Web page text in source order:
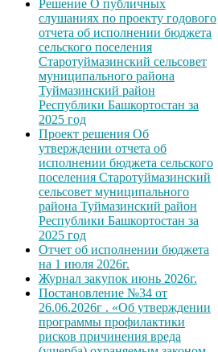
Решение О публичных
слушаниях по проекту годового
отчета об исполнении бюджета
сельского поселения
Старотуймазинский сельсовет
муниципального района
Туймазинский район
Республики Башкортостан за
2025 год
Проект решения Об
утверждении отчета об
исполнении бюджета сельского
поселения Старотуймазинский
сельсовет муниципального
района Туймазинский район
Республики Башкортостан за
2025 год
Отчет об исполнении бюджета
на 1 июля 2026г.
Журнал закупок июнь 2026г.
Постановление №34 от
26.06.2026г . «Об утверждении
программы профилактики
рисков причинения вреда